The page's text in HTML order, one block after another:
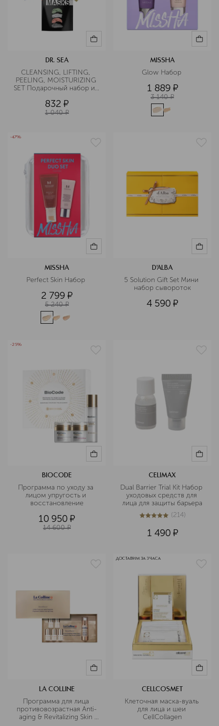
DR. SEA
CLEANSING, LIFTING,
PEELING, MOISTURIZING
SET Подарочный набор из
832 ¤
1 040 ¤
MISSHA
Glow Набор
1 889 ¤
3 140 ¤
-47%
MISSHA
2 799 ¤
5 240 ¤
D'ALBA
5 Solution Gift Set Мини
набор сывороток
4 590 ¤
-25%
BIOCODE
Программа по уходу за
лицом упругость и
восстановление
10 950 ¤
14 600 ¤
CELIMAX
Dual Barrier Trial Kit Набор
уходовых средств для
лица для защиты барьера
5из 5214 (214)
1 490 ¤
LA COLLINE
Программа для лица
противовозрастная Anti-
aging & Revitalizing Skin
ДОСТАВИМ ЗА 3 ЧАСА
CELLCOSMET
Клеточная маска-вуаль
для лица и шеи
CellCollagen